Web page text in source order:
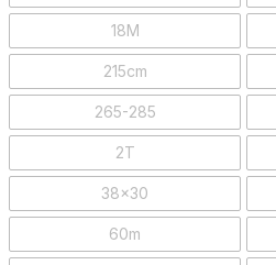
18M
215cm
265-285
2T
38x30
60m